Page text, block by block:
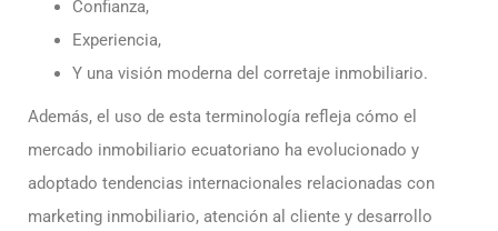
Confianza,
Experiencia,
Y una visión moderna del corretaje inmobiliario.
Además, el uso de esta terminología refleja cómo el
mercado inmobiliario ecuatoriano ha evolucionado y
adoptado tendencias internacionales relacionadas con
marketing inmobiliario, atención al cliente y desarrollo